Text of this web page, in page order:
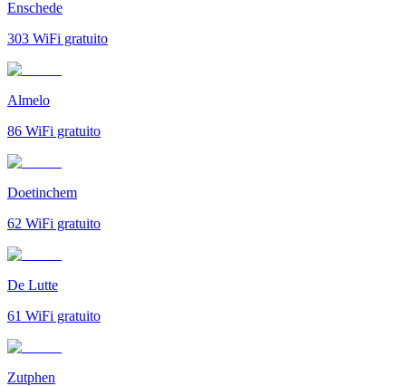
Enschede
303 WiFi gratuito
Almelo
86 WiFi gratuito
Doetinchem
62 WiFi gratuito
De Lutte
61 WiFi gratuito
Zutphen